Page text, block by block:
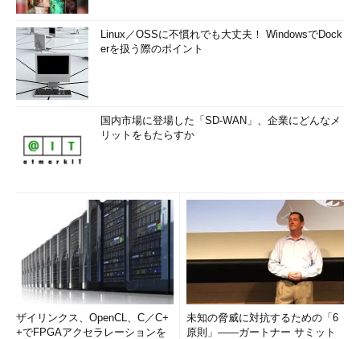
Linux／OSSに不慣れでも大丈夫！ WindowsでDock
erを扱う際のポイント
国内市場に登場した「SD-WAN」、企業にどんなメ
リットをもたらすか
ザイリンクス、OpenCL、C／C+
+でFPGAアクセラレーションを
未知の脅威に対抗するための「6
原則」――ガートナー サミット